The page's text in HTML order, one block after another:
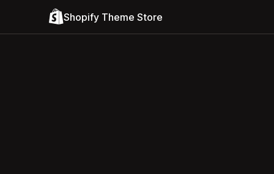
Shopify Theme Store